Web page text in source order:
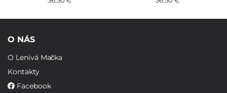
O NÁS
O Lenivá Mačka
Kontakty
Facebook